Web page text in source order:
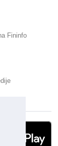
Fininfo